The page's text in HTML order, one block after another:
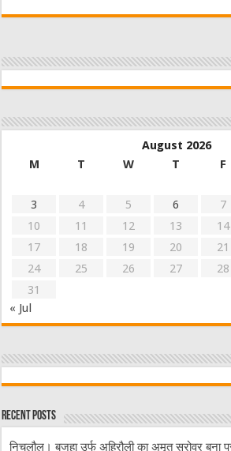
August 2026
M
T W T F
3
4 5 6 7
10
11 12 13 14
17
18 19 20 21
24
25 26 27 28
31
« Jul
Recent Posts
निचलौल। बजहा उर्फ अहिरौली का अमृत सरोवर बना